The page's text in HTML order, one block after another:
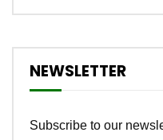
NEWSLETTER
Subscribe to our